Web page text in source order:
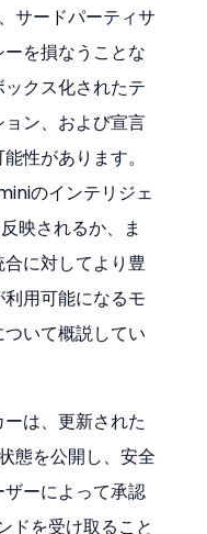
サードパーティサ
を損なうことな
クス化されたテ
ン、および宣言
性があります。
のインテリジェ
映されるか、ま
に対してより豊
用可能になるモ
いて概説してい
は、更新された
態を公開し、安全
ーによって承認
ドを受け取ること